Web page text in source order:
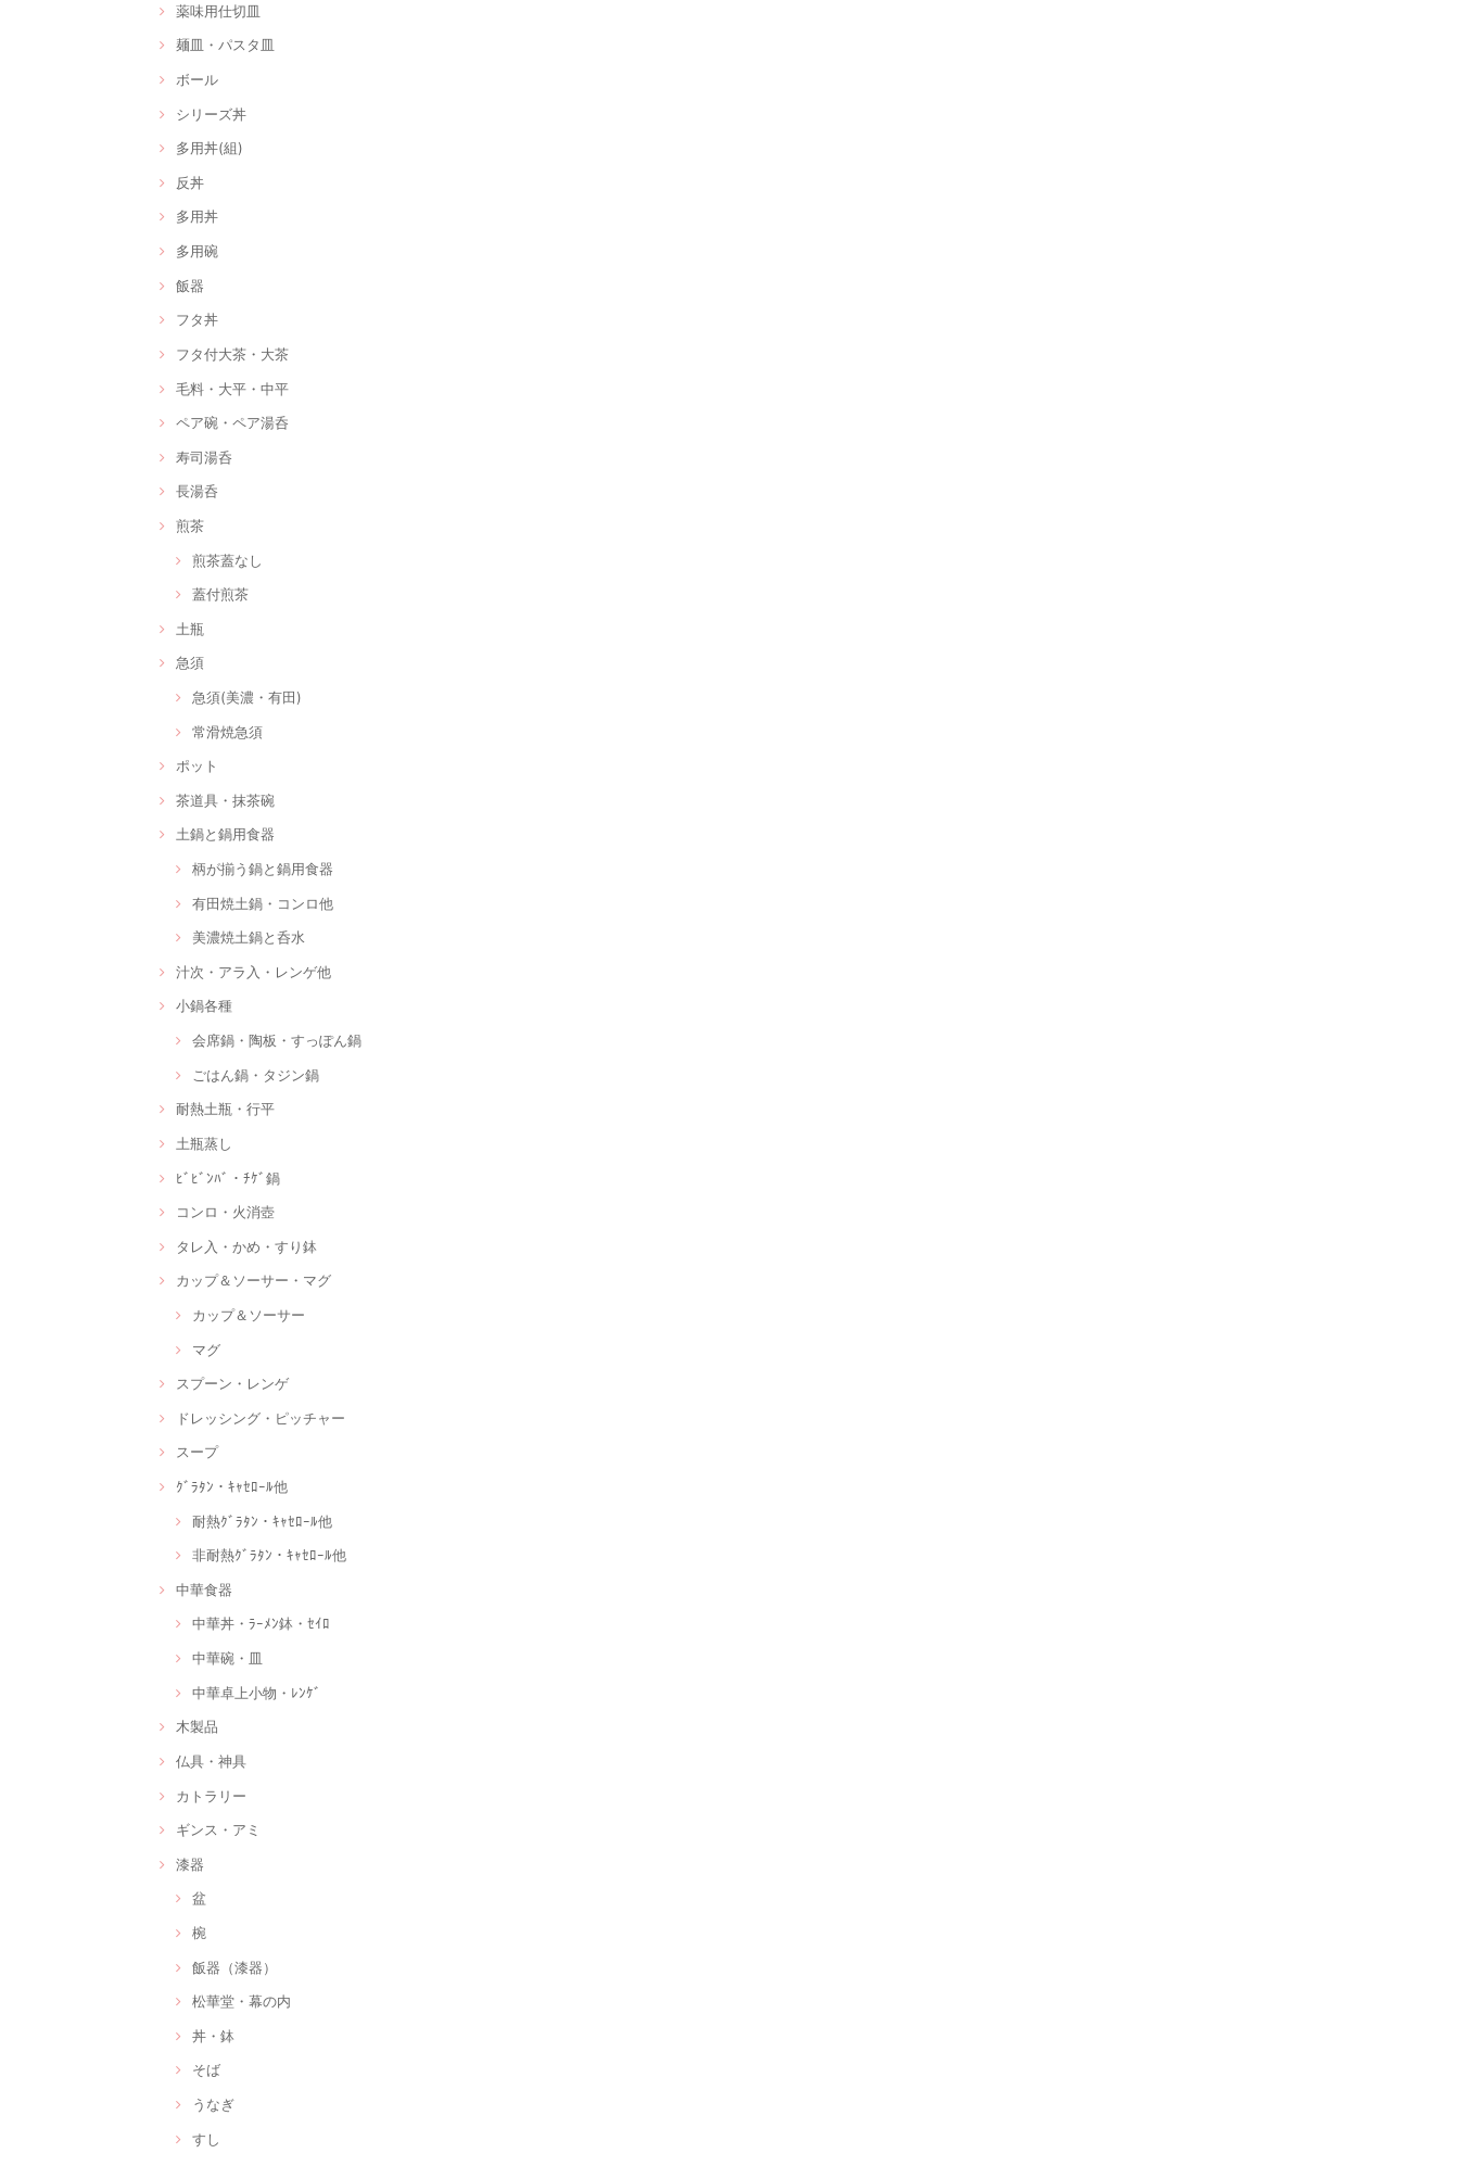
薬味用仕切皿
麺皿・パスタ皿
ボール
シリーズ丼
多用丼(組)
反丼
多用丼
多用碗
飯器
フタ丼
フタ付大茶・大茶
毛料・大平・中平
ペア碗・ペア湯呑
寿司湯呑
長湯呑
煎茶
煎茶蓋なし
蓋付煎茶
土瓶
急須
急須(美濃・有田)
常滑焼急須
ポット
茶道具・抹茶碗
土鍋と鍋用食器
柄が揃う鍋と鍋用食器
有田焼土鍋・コンロ他
美濃焼土鍋と呑水
汁次・アラ入・レンゲ他
小鍋各種
会席鍋・陶板・すっぽん鍋
ごはん鍋・タジン鍋
耐熱土瓶・行平
土瓶蒸し
ﾋﾞﾋﾞﾝﾊﾞ・ﾁｹﾞ鍋
コンロ・火消壺
タレ入・かめ・すり鉢
カップ＆ソーサー・マグ
カップ＆ソーサー
マグ
スプーン・レンゲ
ドレッシング・ピッチャー
スープ
ｸﾞﾗﾀﾝ・ｷｬｾﾛｰﾙ他
耐熱ｸﾞﾗﾀﾝ・ｷｬｾﾛｰﾙ他
非耐熱ｸﾞﾗﾀﾝ・ｷｬｾﾛｰﾙ他
中華食器
中華丼・ﾗｰﾒﾝ鉢・ｾｲﾛ
中華碗・皿
中華卓上小物・ﾚﾝｹﾞ
木製品
仏具・神具
カトラリー
ギンス・アミ
漆器
盆
椀
飯器（漆器）
松華堂・幕の内
丼・鉢
そば
うなぎ
すし